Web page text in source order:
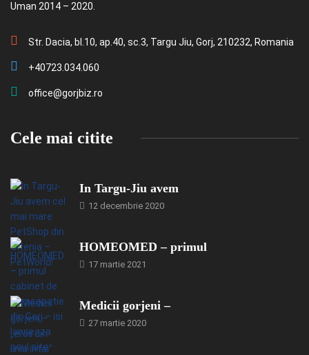
Uman 2014 – 2020.
Str. Dacia, bl.10, ap.40, sc.3, Targu Jiu, Gorj, 210232, Romania
+40723.034.060
office@gorjbiz.ro
Cele mai citite
In Targu-Jiu avem
12 decembrie 2020
HOMEOMED – primul
17 martie 2021
Medicii gorjeni –
27 martie 2020